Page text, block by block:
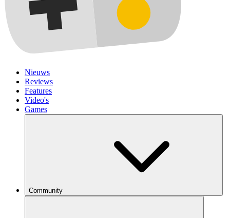
Nieuws
Reviews
Features
Video's
Games
Community